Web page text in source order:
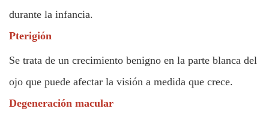
durante la infancia.
Pterigión
Se trata de un crecimiento benigno en la parte blanca del
ojo que puede afectar la visión a medida que crece.
Degeneración macular